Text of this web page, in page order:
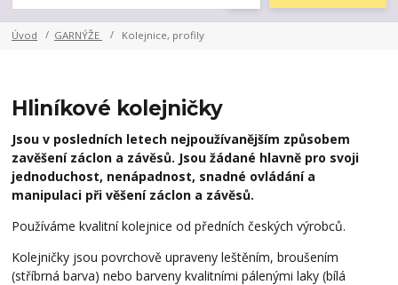
Úvod GARNÝŽE Kolejnice, profily
Hliníkové kolejničky
Jsou v posledních letech nejpoužívanějším způsobem
zavěšení záclon a závěsů. Jsou žádané hlavně pro svoji
jednoduchost, nenápadnost, snadné ovládání a
manipulaci při věšení záclon a závěsů.
Používáme kvalitní kolejnice od předních českých výrobců.
Kolejničky jsou povrchově upraveny leštěním, broušením
(stříbrná barva) nebo barveny kvalitními pálenými laky (bílá